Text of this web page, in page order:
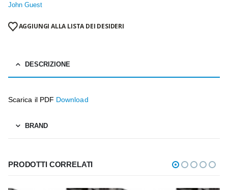
John Guest
AGGIUNGI ALLA LISTA DEI DESIDERI
DESCRIZIONE
Scarica il PDF Download
BRAND
PRODOTTI CORRELATI